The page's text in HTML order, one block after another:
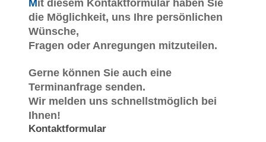
Mit diesem Kontaktformular haben Sie
die Möglichkeit, uns Ihre persönlichen
Wünsche,
Fragen oder Anregungen mitzuteilen.
Gerne können Sie auch eine
Terminanfrage senden.
Wir melden uns schnellstmöglich bei
Ihnen!
Kontaktformular